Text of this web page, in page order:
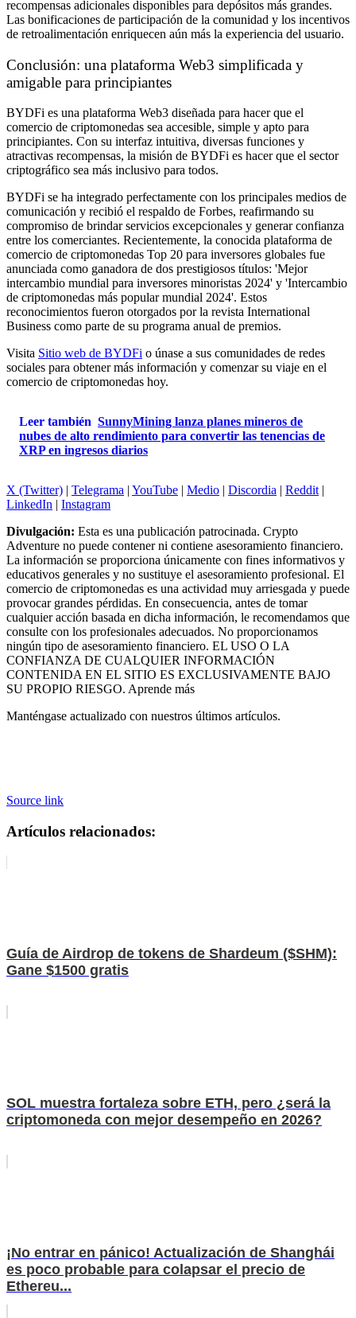
recompensas adicionales disponibles para depósitos más grandes.
Las bonificaciones de participación de la comunidad y los incentivos
de retroalimentación enriquecen aún más la experiencia del usuario.
Conclusión: una plataforma Web3 simplificada y
amigable para principiantes
BYDFi es una plataforma Web3 diseñada para hacer que el
comercio de criptomonedas sea accesible, simple y apto para
principiantes. Con su interfaz intuitiva, diversas funciones y
atractivas recompensas, la misión de BYDFi es hacer que el sector
criptográfico sea más inclusivo para todos.
BYDFi se ha integrado perfectamente con los principales medios de
comunicación y recibió el respaldo de Forbes, reafirmando su
compromiso de brindar servicios excepcionales y generar confianza
entre los comerciantes. Recientemente, la conocida plataforma de
comercio de criptomonedas Top 20 para inversores globales fue
anunciada como ganadora de dos prestigiosos títulos: 'Mejor
intercambio mundial para inversores minoristas 2024' y 'Intercambio
de criptomonedas más popular mundial 2024'. Estos
reconocimientos fueron otorgados por la revista International
Business como parte de su programa anual de premios.
Visita Sitio web de BYDFi o únase a sus comunidades de redes
sociales para obtener más información y comenzar su viaje en el
comercio de criptomonedas hoy.
Leer también SunnyMining lanza planes mineros de
nubes de alto rendimiento para convertir las tenencias de
XRP en ingresos diarios
X (Twitter) | Telegrama | YouTube | Medio | Discordia | Reddit|
LinkedIn | Instagram
Divulgación: Esta es una publicación patrocinada. Crypto
Adventure no puede contener ni contiene asesoramiento financiero.
La información se proporciona únicamente con fines informativos y
educativos generales y no sustituye el asesoramiento profesional. El
comercio de criptomonedas es una actividad muy arriesgada y puede
provocar grandes pérdidas. En consecuencia, antes de tomar
cualquier acción basada en dicha información, le recomendamos que
consulte con los profesionales adecuados. No proporcionamos
ningún tipo de asesoramiento financiero. EL USO O LA
CONFIANZA DE CUALQUIER INFORMACIÓN
CONTENIDA EN EL SITIO ES EXCLUSIVAMENTE BAJO
SU PROPIO RIESGO. Aprende más
Manténgase actualizado con nuestros últimos artículos.
Source link
Artículos relacionados:
Guía de Airdrop de tokens de Shardeum ($SHM):
Gane $1500 gratis
SOL muestra fortaleza sobre ETH, pero ¿será la
criptomoneda con mejor desempeño en 2026?
¡No entrar en pánico! Actualización de Shanghái
es poco probable para colapsar el precio de
Ethereu...